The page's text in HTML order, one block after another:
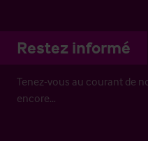
Restez informé
Tenez-vous au courant de
encore…